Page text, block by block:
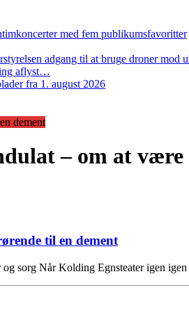
med fem publikumsfavoritter
adgang til at bruge droner mod
aflyst…
fra 1. august 2026
dement
– om at
til en dement
sorg Når Kolding Egnsteater igen